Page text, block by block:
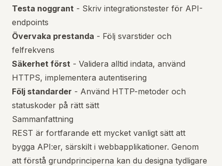
Testa noggrant - Skriv integrationstester för API-
endpoints
Övervaka prestanda - Följ svarstider och
felfrekvens
Säkerhet först - Validera alltid indata, använd
HTTPS, implementera autentisering
Följ standarder - Använd HTTP-metoder och
statuskoder på rätt sätt
Sammanfattning
REST är fortfarande ett mycket vanligt sätt att
bygga API:er, särskilt i webbapplikationer. Genom
att förstå grundprinciperna kan du designa tydligare